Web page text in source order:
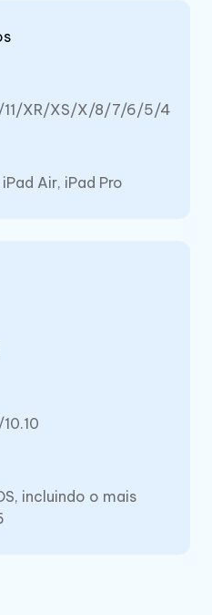
11/XR/XS/X/8/7/6/5/4
Air, iPad Pro
incluindo o mais